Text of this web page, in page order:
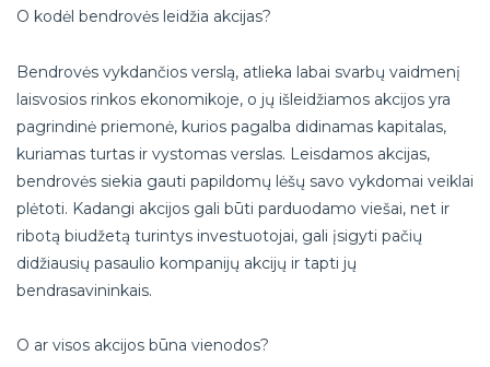
O kodėl bendrovės leidžia akcijas?
Bendrovės vykdančios verslą, atlieka labai svarbų vaidmenį
laisvosios rinkos ekonomikoje, o jų išleidžiamos akcijos yra
pagrindinė priemonė, kurios pagalba didinamas kapitalas,
kuriamas turtas ir vystomas verslas. Leisdamos akcijas,
bendrovės siekia gauti papildomų lėšų savo vykdomai veiklai
plėtoti. Kadangi akcijos gali būti parduodamo viešai, net ir
ribotą biudžetą turintys investuotojai, gali įsigyti pačių
didžiausių pasaulio kompanijų akcijų ir tapti jų
bendrasavininkais.
O ar visos akcijos būna vienodos?